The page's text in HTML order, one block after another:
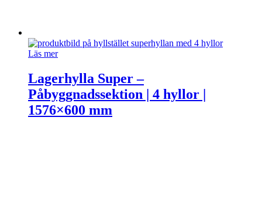
Läs mer
Lagerhylla Super –
Påbyggnadssektion | 4 hyllor |
1576×600 mm